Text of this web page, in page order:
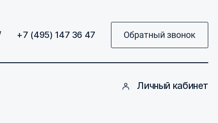
+7 (495) 147 36 47 Обратный звонок
Личный кабинет